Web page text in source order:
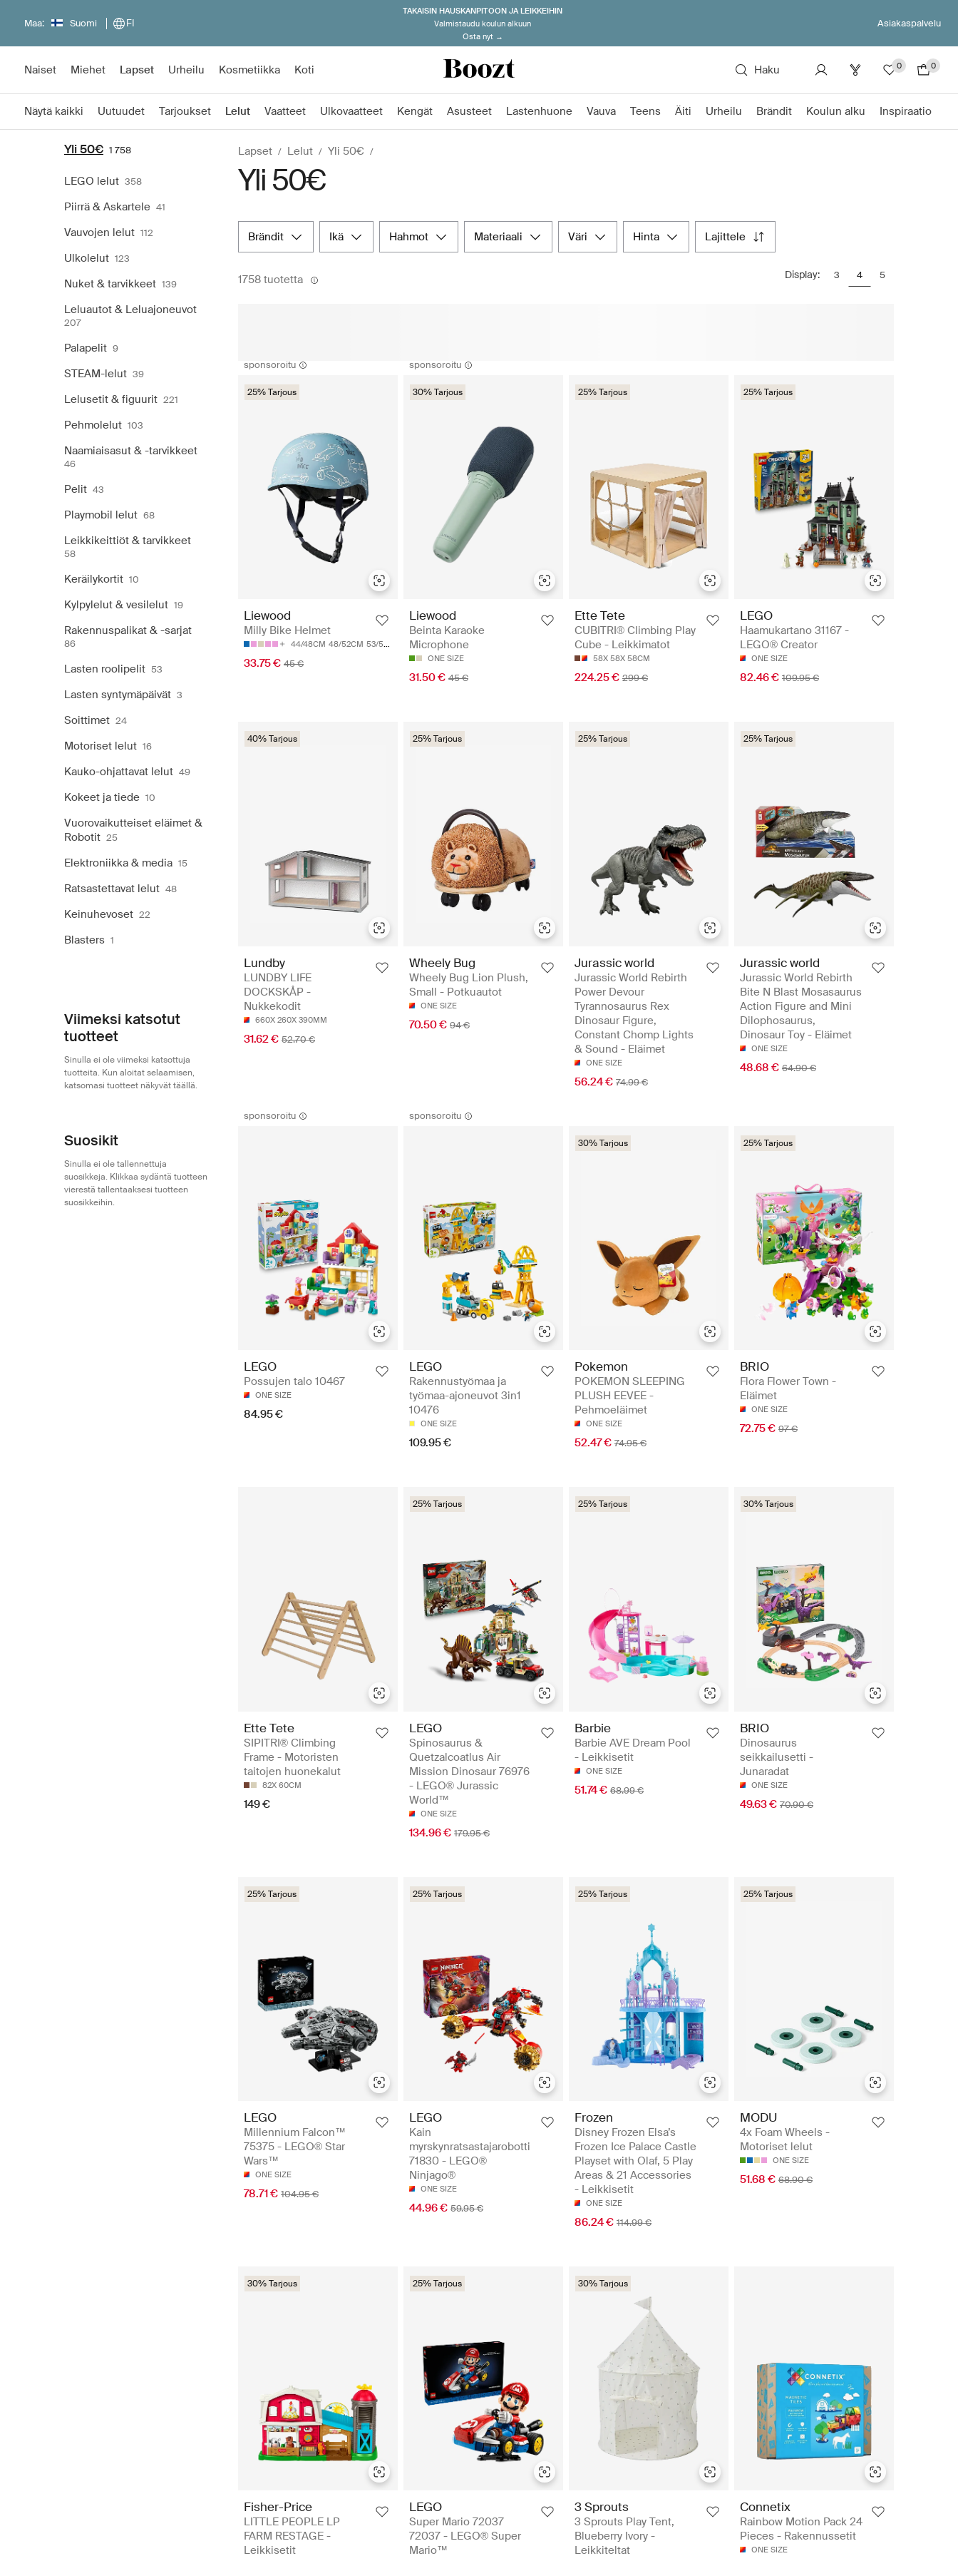
Maa: Suomi FI
TAKAISIN HAUSKANPITOON JA LEIKKEIHIN
Valmistaudu koulun alkuun
Osta nyt →
Asiakaspalvelu
Naiset Miehet Lapset Urheilu Kosmetiikka Koti Haku 0 0
Näytä kaikki Uutuudet Tarjoukset Lelut Vaatteet Ulkovaatteet Kengät Asusteet Lastenhuone Vauva Teens Äiti Urheilu Brändit Koulun alku Inspiraatio
Yli 50€ 1 758
LEGO lelut 358
Piirrä & Askartele 41
Vauvojen lelut 112
Ulkolelut 123
Nuket & tarvikkeet 139
Leluautot & Leluajoneuvot
207
Palapelit 9
STEAM-lelut 39
Lelusetit & figuurit 221
Pehmolelut 103
Naamiaisasut & -tarvikkeet
46
Pelit 43
Playmobil lelut 68
Leikkikeittiöt & tarvikkeet
58
Keräilykortit 10
Kylpylelut & vesilelut 19
Rakennuspalikat & -sarjat
86
Lasten roolipelit 53
Lasten syntymäpäivät 3
Soittimet 24
Motoriset lelut 16
Kauko-ohjattavat lelut 49
Kokeet ja tiede 10
Vuorovaikutteiset eläimet &
Robotit 25
Elektroniikka & media 15
Ratsastettavat lelut 48
Keinuhevoset 22
Blasters 1
Viimeksi katsotut
tuotteet
Sinulla ei ole viimeksi katsottuja
tuotteita. Kun aloitat selaamisen,
katsomasi tuotteet näkyvät täällä.
Suosikit
Sinulla ei ole tallennettuja
suosikkeja. Klikkaa sydäntä tuotteen
vierestä tallentaaksesi tuotteen
suosikkeihin.
Lapset Lelut Yli 50€
Yli 50€
brändit ikä hahmot materiaali väri hinta lajittele
1758 tuotetta Display: 3 4 5
sponsoroitu
25% Tarjous
Liewood
Milly Bike Helmet
44/48CM 48/52CM 53/55CM
33.75 € 45 €
sponsoroitu
30% Tarjous
Liewood
Beinta Karaoke
Microphone
ONE SIZE
31.50 € 45 €
25% Tarjous
Ette Tete
CUBITRI® Climbing Play
Cube - Leikkimatot
58X 58X 58CM
224.25 € 299 €
25% Tarjous
LEGO
Haamukartano 31167 -
LEGO® Creator
ONE SIZE
82.46 € 109.95 €
40% Tarjous
Lundby
LUNDBY LIFE
DOCKSKÅP -
Nukkekodit
660X 260X 390MM
31.62 € 52.70 €
25% Tarjous
Wheely Bug
Wheely Bug Lion Plush,
Small - Potkuautot
ONE SIZE
70.50 € 94 €
25% Tarjous
Jurassic world
Jurassic World Rebirth
Power Devour
Tyrannosaurus Rex
Dinosaur Figure,
Constant Chomp Lights
& Sound - Eläimet
ONE SIZE
56.24 € 74.99 €
25% Tarjous
Jurassic world
Jurassic World Rebirth
Bite N Blast Mosasaurus
Action Figure and Mini
Dilophosaurus,
Dinosaur Toy - Eläimet
ONE SIZE
48.68 € 64.90 €
sponsoroitu
LEGO
Possujen talo 10467
ONE SIZE
84.95 €
sponsoroitu
LEGO
Rakennustyömaa ja
työmaa-ajoneuvot 3in1
10476
ONE SIZE
109.95 €
30% Tarjous
Pokemon
POKEMON SLEEPING
PLUSH EEVEE -
Pehmoeläimet
ONE SIZE
52.47 € 74.95 €
25% Tarjous
BRIO
Flora Flower Town -
Eläimet
ONE SIZE
72.75 € 97 €
Ette Tete
SIPITRI® Climbing
Frame - Motoristen
taitojen huonekalut
82X 60CM
149 €
25% Tarjous
LEGO
Spinosaurus &
Quetzalcoatlus Air
Mission Dinosaur 76976
- LEGO® Jurassic
World™
ONE SIZE
134.96 € 179.95 €
25% Tarjous
Barbie
Barbie AVE Dream Pool
- Leikkisetit
ONE SIZE
51.74 € 68.99 €
30% Tarjous
BRIO
Dinosaurus
seikkailusetti -
Junaradat
ONE SIZE
49.63 € 70.90 €
25% Tarjous
LEGO
Millennium Falcon™
75375 - LEGO® Star
Wars™
ONE SIZE
78.71 € 104.95 €
25% Tarjous
LEGO
Kain
myrskynratsastajarobotti
71830 - LEGO®
Ninjago®
ONE SIZE
44.96 € 59.95 €
25% Tarjous
Frozen
Disney Frozen Elsa’s
Frozen Ice Palace Castle
Playset with Olaf, 5 Play
Areas & 21 Accessories
- Leikkisetit
ONE SIZE
86.24 € 114.99 €
25% Tarjous
MODU
4x Foam Wheels -
Motoriset lelut
ONE SIZE
51.68 € 68.90 €
30% Tarjous
Fisher-Price
LITTLE PEOPLE LP
FARM RESTAGE -
Leikkisetit
25% Tarjous
LEGO
Super Mario 72037
72037 - LEGO® Super
Mario™
30% Tarjous
3 Sprouts
3 Sprouts Play Tent,
Blueberry Ivory -
Leikkiteltat
Connetix
Rainbow Motion Pack 24
Pieces - Rakennussetit
ONE SIZE